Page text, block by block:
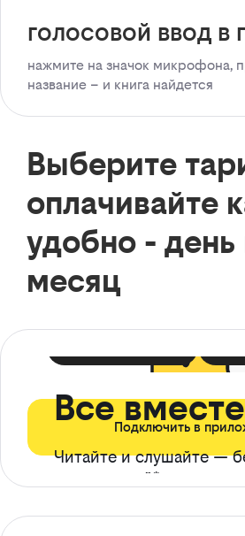
голосовой ввод в
нажмите на значок микрофона,
название – и книга найдется
Выберите
оплачивайте
удобно - день
месяц
Все вместе
Читайте и слушайте —
ограничений*
Подключить в